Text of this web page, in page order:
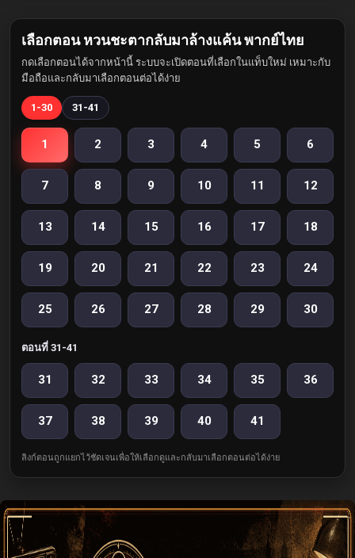
เลือกตอน หวนชะตากลับมาล้างแค้น พากย์ไทย
กดเลือกตอนได้จากหน้านี้ ระบบจะเปิดตอนที่เลือกในแท็บใหม่ เหมาะกับ
มือถือและกลับมาเลือกตอนต่อได้ง่าย
1-30 31-41
1 2 3 4 5 6
7 8 9 10 11 12
13 14 15 16 17 18
19 20 21 22 23 24
25 26 27 28 29 30
ตอนที่ 31-41
31 32 33 34 35 36
37 38 39 40 41
ลิงก์ตอนถูกแยกไว้ชัดเจนเพื่อให้เลือกดูและกลับมาเลือกตอนต่อได้ง่าย